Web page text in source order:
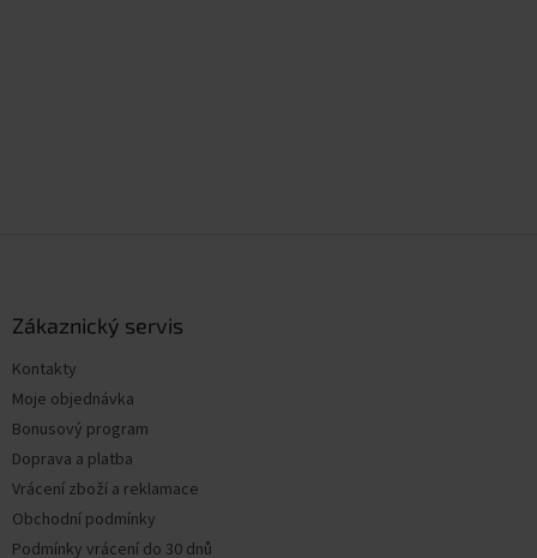
Zákaznický servis
Kontakty
Moje objednávka
Bonusový program
Doprava a platba
Vrácení zboží a reklamace
Obchodní podmínky
Podmínky vrácení do 30 dnů